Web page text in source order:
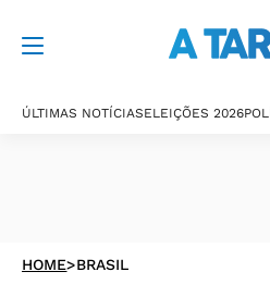
ÚLTIMAS NOTÍCIASELEIÇÕES 2026
HOME>BRASIL